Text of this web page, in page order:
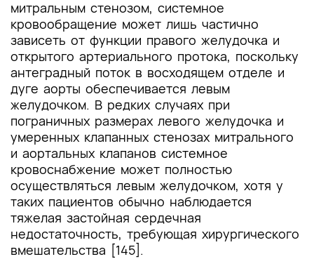
митральным стенозом, системное
кровообращение может лишь частично
зависеть от функции правого желудочка и
открытого артериального протока, поскольку
антеградный поток в восходящем отделе и
дуге аорты обеспечивается левым
желудочком. В редких случаях при
пограничных размерах левого желудочка и
умеренных клапанных стенозах митрального
и аортальных клапанов системное
кровоснабжение может полностью
осуществляться левым желудочком, хотя у
таких пациентов обычно наблюдается
тяжелая застойная сердечная
недостаточность, требующая хирургического
вмешательства [145].